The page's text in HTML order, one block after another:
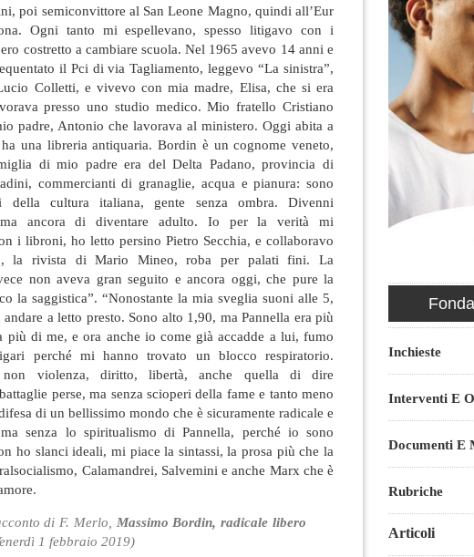
poi semiconvittore al San Leone Magno, quindi all’Eur
Ogni tanto mi espellevano, spesso litigavo con i
costretto a cambiare scuola. Nel 1965 avevo 14 anni e
il Pci di via Tagliamento, leggevo “La sinistra”,
Colletti, e vivevo con mia madre, Elisa, che si era
presso uno studio medico. Mio fratello Cristiano
padre, Antonio che lavorava al ministero. Oggi abita a
una libreria antiquaria. Bordin è un cognome veneto,
di mio padre era del Delta Padano, provincia di
commercianti di granaglie, acqua e pianura: sono
della cultura italiana, gente senza ombra. Divenni
ancora di diventare adulto. Io per la verità mi
i libroni, ho letto persino Pietro Secchia, e collaboravo
la rivista di Mario Mineo, roba per palati fini. La
non aveva gran seguito e ancora oggi, che pure la
la saggistica”. “Nonostante la mia sveglia suoni alle 5,
a letto presto. Sono alto 1,90, ma Pannella era più
più di me, e ora anche io come già accadde a lui, fumo
perché mi hanno trovato un blocco respiratorio.
non violenza, diritto, libertà, anche quella di dire
perse, ma senza scioperi della fame e tanto meno
di un bellissimo mondo che è sicuramente radicale e
senza lo spiritualismo di Pannella, perché io sono
ho slanci ideali, mi piace la sintassi, la prosa più che la
Calamandrei, Salvemini e anche Marx che è
di F. Merlo, Massimo Bordin, radicale libero
1 febbraio 2019)
Inchieste
Interventi E
Documenti E
Rubriche
Articoli